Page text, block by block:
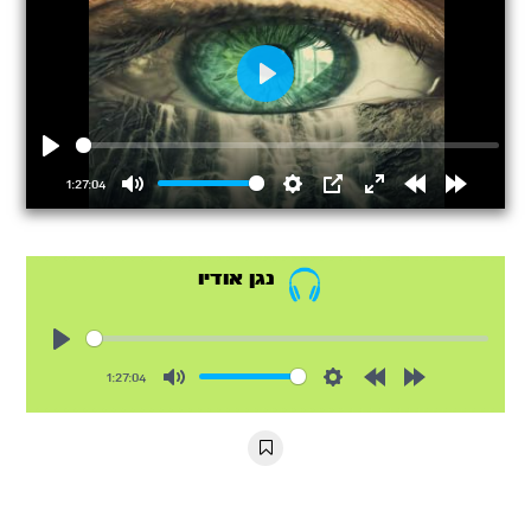
1:27:04
Mute Settings
PIP
EnterRewindForward
Play
נגן אודיו
1:27:04